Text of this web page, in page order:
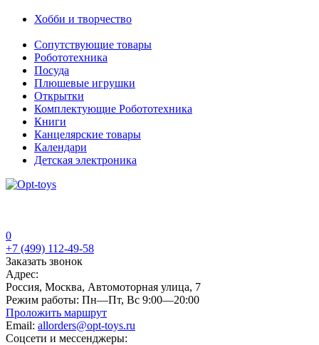
Хобби и творчество
Сопутствующие товары
Робототехника
Посуда
Плюшевые игрушки
Открытки
Комплектующие Робототехника
Книги
Канцелярские товары
Календари
Детская электроника
0
+7 (499) 112-49-58
Заказать звонок
Адрес:
Россия, Москва, Автомоторная улица, 7
Режим работы: Пн—Пт, Вс 9:00—20:00
Проложить маршрут
Email: allorders@opt-toys.ru
Соцсети и мессенджеры: